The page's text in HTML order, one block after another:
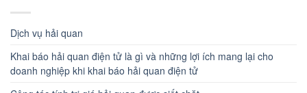
Dịch vụ hải quan
Khai báo hải quan điện tử là gì và những lợi ích mang lại cho
doanh nghiệp khi khai báo hải quan điện tử